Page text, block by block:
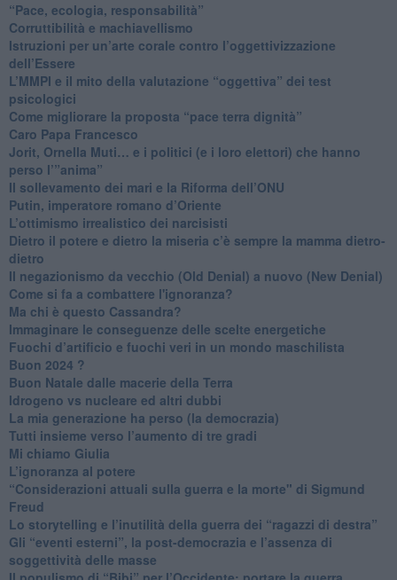
“Pace, ecologia, responsabilità”
​Corruttibilità e machiavellismo
Istruzioni per un’arte corale contro l’oggettivizzazione
dell’Essere
​L’MMPI e il mito della valutazione “oggettiva” dei test
psicologici
Come migliorare la proposta “pace terra dignità”
Caro Papa Francesco
​Jorit, Ornella Muti… e i politici (e i loro elettori) che hanno
perso l’”anima”
​Il sollevamento dei mari e la Riforma dell’ONU
Putin, imperatore romano d’Oriente
​L’ottimismo irrealistico dei narcisisti
​Dietro il potere e dietro la miseria c’è sempre la mamma dietro-
dietro
Il negazionismo da vecchio (Old Denial) a nuovo (New Denial)
Come si fa a combattere l'ignoranza?
Ma chi è questo Cassandra?
Immaginare le conseguenze delle scelte energetiche
​Fuochi d’artificio e fuochi veri in un mondo maschilista
Buon 2024 ?
​Buon Natale dalle macerie della Terra
​Idrogeno vs nucleare ed altri dubbi
​La mia generazione ha perso (la democrazia)
​Tutti insieme verso l’aumento di tre gradi
Mi chiamo Giulia
L’ignoranza al potere
​“Considerazioni attuali sulla guerra e la morte" di Sigmund
Freud
​Lo storytelling e l’inutilità della guerra dei “ragazzi di destra”
​Gli “eventi esterni”, la post-democrazia e l’assenza di
soggettività delle masse